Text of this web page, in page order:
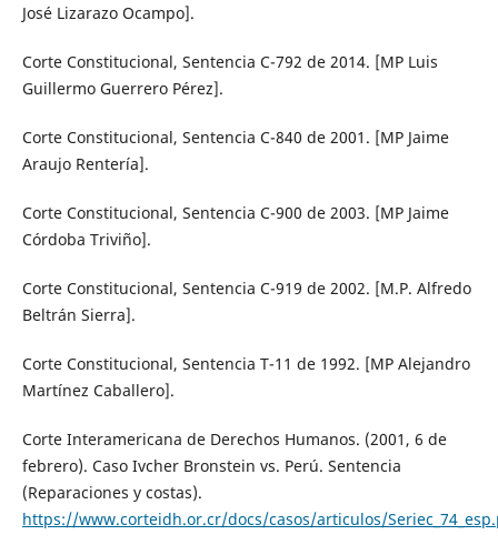
José Lizarazo Ocampo].
Corte Constitucional, Sentencia C-792 de 2014. [MP Luis
Guillermo Guerrero Pérez].
Corte Constitucional, Sentencia C-840 de 2001. [MP Jaime
Araujo Rentería].
Corte Constitucional, Sentencia C-900 de 2003. [MP Jaime
Córdoba Triviño].
Corte Constitucional, Sentencia C-919 de 2002. [M.P. Alfredo
Beltrán Sierra].
Corte Constitucional, Sentencia T-11 de 1992. [MP Alejandro
Martínez Caballero].
Corte Interamericana de Derechos Humanos. (2001, 6 de
febrero). Caso Ivcher Bronstein vs. Perú. Sentencia
(Reparaciones y costas).
https://www.corteidh.or.cr/docs/casos/articulos/